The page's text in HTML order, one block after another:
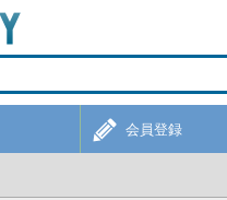
会員登録